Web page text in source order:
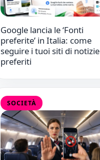
Google lancia le ‘Fonti
preferite’ in Italia: come
seguire i tuoi siti di notizie
preferiti
SOCIETÀ